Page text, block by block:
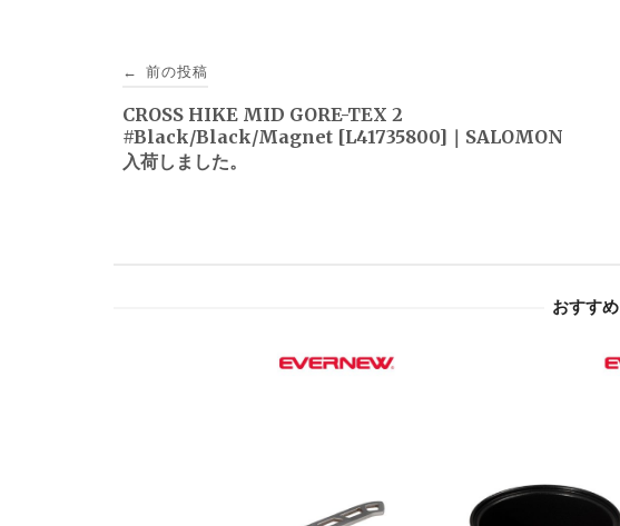
稿
ナ
← 前の投稿
CROSS HIKE MID GORE-TEX 2
#Black/Black/Magnet [L41735800]｜SALOMON
入荷しました。
おすすめ